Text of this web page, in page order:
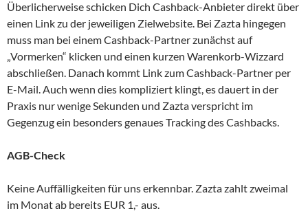
Überlicherweise schicken Dich Cashback-Anbieter direkt über
einen Link zu der jeweiligen Zielwebsite. Bei Zazta hingegen
muss man bei einem Cashback-Partner zunächst auf
„Vormerken“ klicken und einen kurzen Warenkorb-Wizzard
abschließen. Danach kommt Link zum Cashback-Partner per
E-Mail. Auch wenn dies kompliziert klingt, es dauert in der
Praxis nur wenige Sekunden und Zazta verspricht im
Gegenzug ein besonders genaues Tracking des Cashbacks.
AGB-Check
Keine Auffälligkeiten für uns erkennbar. Zazta zahlt zweimal
im Monat ab bereits EUR 1,- aus.